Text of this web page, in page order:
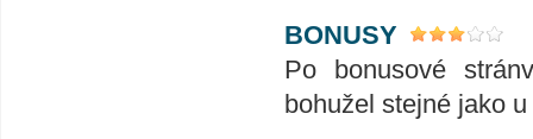
BONUSY
Po bonusové
bohužel stejné jako